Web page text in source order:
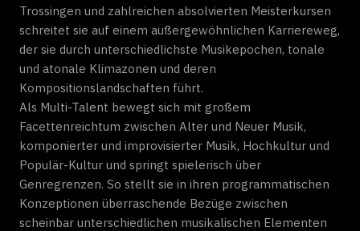
Trossingen und zahlreichen absolvierten Meisterkursen
schreitet sie auf einem außergewöhnlichen Karriereweg,
der sie durch unterschiedlichste Musikepochen, tonale
und atonale Klimazonen und deren
Kompositionslandschaften führt.
Als Multi-Talent bewegt sich mit großem
Facettenreichtum zwischen Alter und Neuer Musik,
komponierter und improvisierter Musik, Hochkultur und
Populär-Kultur und springt spielerisch über
Genregrenzen. So stellt sie in ihren programmatischen
Konzeptionen überraschende Bezüge zwischen
scheinbar unterschiedlichen musikalischen Elementen